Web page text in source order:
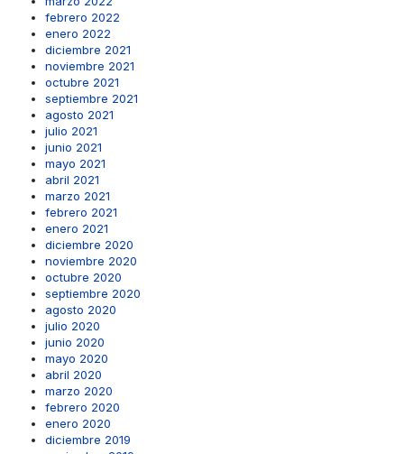
febrero 2022
enero 2022
diciembre 2021
noviembre 2021
octubre 2021
septiembre 2021
agosto 2021
julio 2021
junio 2021
mayo 2021
abril 2021
marzo 2021
febrero 2021
enero 2021
diciembre 2020
noviembre 2020
octubre 2020
septiembre 2020
agosto 2020
julio 2020
junio 2020
mayo 2020
abril 2020
marzo 2020
febrero 2020
enero 2020
diciembre 2019